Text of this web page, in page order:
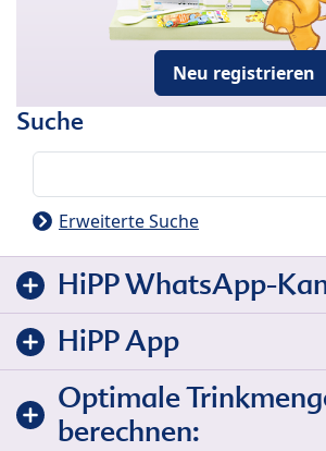
Neu registrieren
Suche
Erweiterte Suche
HiPP WhatsApp-
HiPP App
Optimale
berechnen: